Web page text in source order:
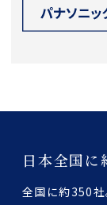
日本全国に
全国に約350